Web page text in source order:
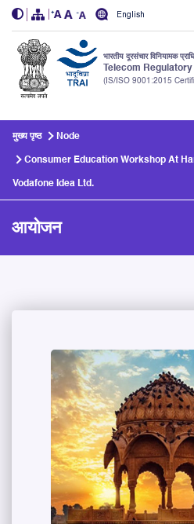
English
भारतीय दूरसंचार विनियामक
Telecom
(IS/ISO 9001:2015
मुख्य पृष्ठ Node
Consumer Education Workshop At
Vodafone Idea Ltd.
आयोजन